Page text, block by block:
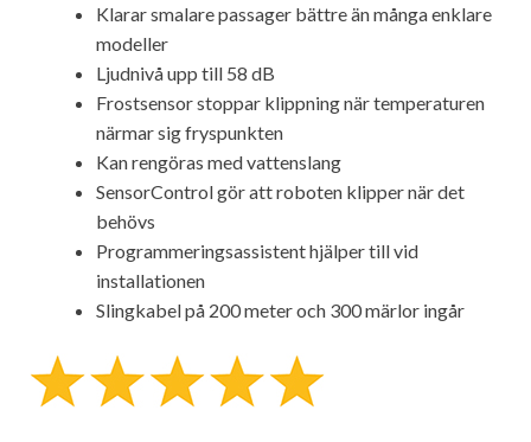
Klarar smalare passager bättre än många enklare
modeller
Ljudnivå upp till 58 dB
Frostsensor stoppar klippning när temperaturen
närmar sig fryspunkten
Kan rengöras med vattenslang
SensorControl gör att roboten klipper när det
behövs
Programmeringsassistent hjälper till vid
installationen
Slingkabel på 200 meter och 300 märlor ingår